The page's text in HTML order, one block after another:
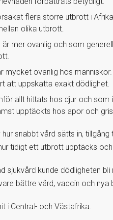
flera större utbrott i
olika utbrott.
mer ovanlig och som
mycket ovanlig hos
att uppskatta exakt dödlighet.
allt hittats hos djur och som
upptäckts hos apor och
snabbt vård sätts in,
tidigt ett utbrott upptäcks
sjukvård kunde dödligheten
bättre vård, vaccin och nya
i Central- och Västafrika.